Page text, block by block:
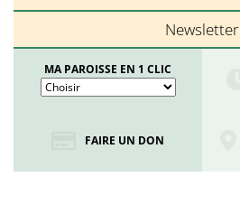
Newsletter
MA PAROISSE EN 1 CLIC
FAIRE UN DON